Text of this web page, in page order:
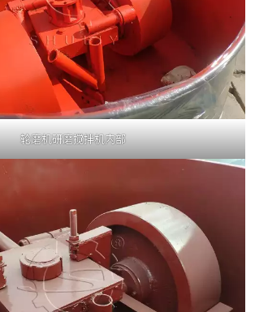
轮磨机研磨搅拌机内部